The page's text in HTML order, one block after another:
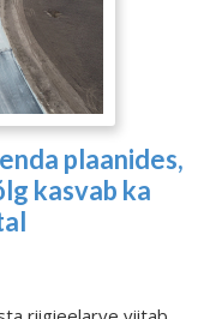
plaanides,
kasvab ka